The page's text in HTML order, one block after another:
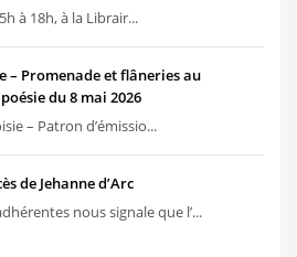
à 18h, à la Librair...
– Promenade et flâneries au
du 8 mai 2026
– Patron d’émissio...
de Jehanne d’Arc
nous signale que l’...